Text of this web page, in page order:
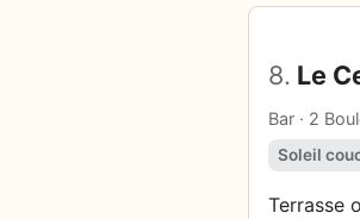
8. Le
Bar · 2
Soleil
Terrasse